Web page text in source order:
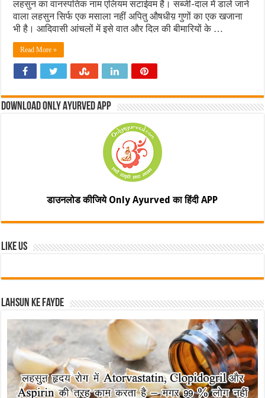
लहसुन का वानस्पतिक नाम एलियम सटाईवम है। सब्जी-दाल में डाले जाने
वाला लहसुन सिर्फ एक मसाला नहीं अपितु औषधीय़ गुणों का एक खजाना
भी है। आदिवासी आंचलों में इसे वात और दिल की बीमारियों के …
Read More »
Download Only Ayurved App
डाउनलोड कीजिये Only Ayurved का हिंदी APP
Like Us
Lahsun ke fayde